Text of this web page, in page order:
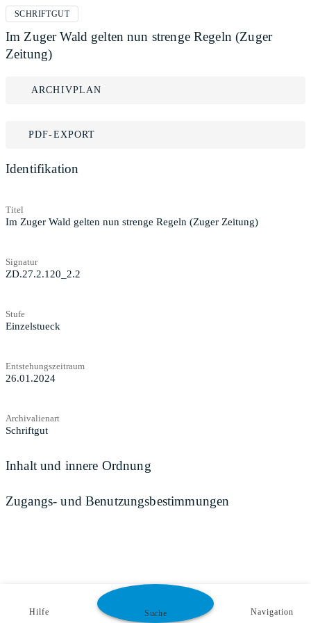
SCHRIFTGUT
Im Zuger Wald gelten nun strenge Regeln (Zuger
Zeitung)
ARCHIVPLAN
PDF-EXPORT
Identifikation
Titel
Im Zuger Wald gelten nun strenge Regeln (Zuger Zeitung)
Signatur
ZD.27.2.120_2.2
Stufe
Einzelstueck
Entstehungszeitraum
26.01.2024
Archivalienart
Schriftgut
Inhalt und innere Ordnung
Zugangs- und Benutzungsbestimmungen
Hilfe Suche Navigation